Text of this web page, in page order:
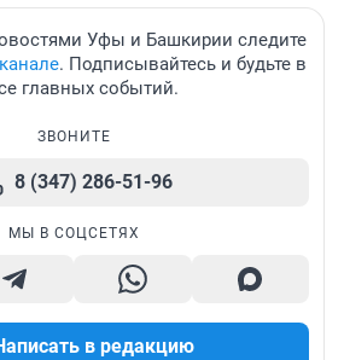
Уфы и Башкирии следите
. Подписывайтесь и будьте в
главных событий.
ЗВОНИТЕ
8 (347) 286-51-96
МЫ В СОЦСЕТЯХ
в редакцию